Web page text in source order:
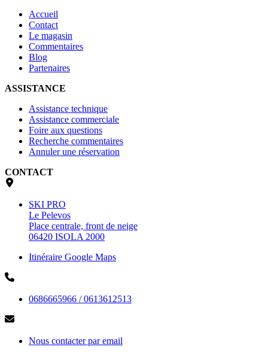
Accueil
Contact
Le magasin
Commentaires
Blog
Partenaires
ASSISTANCE
Assistance technique
Assistance commerciale
Foire aux questions
Recherche commentaires
Annuler une réservation
CONTACT
SKI PRO
Le Pelevos
Place centrale, front de neige
06420 ISOLA 2000
Itinéraire Google Maps
0686665966 / 0613612513
Nous contacter par email